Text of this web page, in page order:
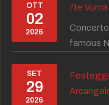
OTT
02
2026
I'te Vurria
famous
SET
29
2026